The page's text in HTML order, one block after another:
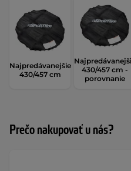
Najpredávanejšie
430/457 cm
430/457 cm -
porovnanie
Prečo nakupovať u nás?